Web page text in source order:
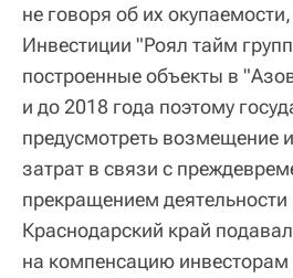
не говоря об их
Инвестиции "Роял тайм
построенные объекты в
и до 2018 года поэтому
предусмотреть возмещение
затрат в связи с
прекращением
Краснодарский край
на компенсацию